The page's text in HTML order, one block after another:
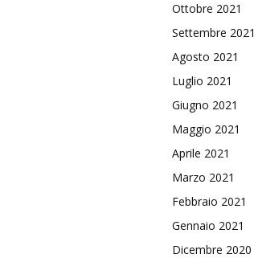
Ottobre 2021
Settembre 2021
Agosto 2021
Luglio 2021
Giugno 2021
Maggio 2021
Aprile 2021
Marzo 2021
Febbraio 2021
Gennaio 2021
Dicembre 2020